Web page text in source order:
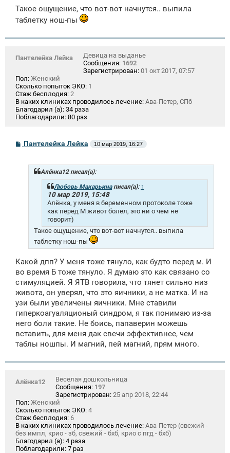
Такое ощущение, что вот-вот начнутся.. выпила
таблетку нош-пы
Пантелейка Лейка
Девица на выданье
Сообщения: 1692
Зарегистрирован: 01 окт 2017, 07:57
Пол: Женский
Сколько попыток ЭКО: 1
Стаж бесплодия: 2
В каких клиниках проводилось лечение: Ава-Петер, СПб
Благодарил (а): 34 раза
Поблагодарили: 80 раз
С
о
Пантелейка Лейка 10 мар 2019, 16:27
Алёнка12 писал(а):
Любовь Макарьинаписал(а): ↑
10 мар 2019, 15:48
Алёнка, у меня в беременном протоколе тоже
как перед М живот болел, это ни о чем не
говорит)
Такое ощущение, что вот-вот начнутся.. выпила
таблетку нош-пы
Какой дпп? У меня тоже тянуло, как будто перед м. И
во время Б тоже тянуло. Я думаю это как связано со
стимуляцией. Я ЯТВ говорила, что тянет сильно низ
живота, он уверял, что это яичники, а не матка. И на
узи были увеличены яичники. Мне ставили
гиперкоагуаляционый синдром, я так понимаю из-за
него боли такие. Не боись, папаверин можешь
вставить, для меня дак свечи эффективнее, чем
таблы ношпы. И магний, пей магний, прям много.
Алёнка12
Веселая дошкольница
Сообщения: 197
Зарегистрирован: 25 апр 2018, 22:44
Пол: Женский
Сколько попыток ЭКО: 4
Стаж бесплодия: 6
В каких клиниках проводилось лечение: Ава-Петер (свежий -
без импл, крио - зб, свежий - бхб, крио с пгд - бхб)
Благодарил (а): 4 раза
Поблагодарили: 7 раз